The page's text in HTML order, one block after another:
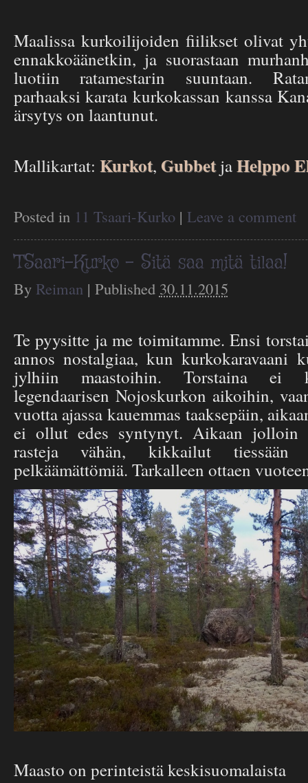
Maalissa kurkoilijoiden fiilikset olivat
ennakkoäänetkin, ja suorastaan
luotiin ratamestarin suuntaan.
parhaaksi karata kurkokassan kanssa
ärsytys on laantunut.
Mallikartat: Kurkot, GubbetjaHelppo
Posted in 11 Tsaari-Kurko | Leave a comment
TSaari-Kurko – Sitä saa mitä tilaa!
By Reiman | Published 30.11.2015
Te pyysitte ja me toimitamme. Ensi
annos nostalgiaa, kun kurkokaravaani
jylhiin maastoihin. Torstaina ei
legendaarisen Nojoskurkon aikoihin,
vuotta ajassa kauemmas taaksepäin,
ei ollut edes syntynyt. Aikaan jolloin
rasteja vähän, kikkailut
pelkäämättömiä. Tarkalleen ottaen
Maasto on perinteistä keskisuomalaista